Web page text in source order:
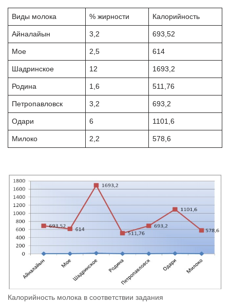
Виды молока % жирности Калорийность
Айналайын 3,2 693,52
Мое 2,5 614
Шадринское 12 1693,2
Родина 1,6 511,76
Петропавловск 3,2 693,2
Одари 6 1101,6
Милоко 2,2 578,6
Калорийность молока в соответствии задания